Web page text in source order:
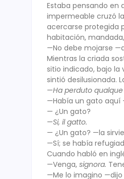
Estaba pensando en
impermeable cruzó
acercarse protegida
habitación,
—No debe mojarse
Mientras la criada
sitio indicado, bajo la
sintió desilusionada.
—Ha perduto
—Había un gato
— ¿Un gato?
—Si, il gatto.
— ¿Un gato? —la
—Sí; se había
Cuando habló en
—Venga, signora.
—Me lo imagino —dijo